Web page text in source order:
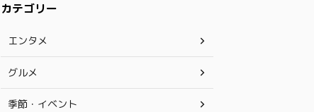
カテゴリー
エンタメ
グルメ
季節・イベント